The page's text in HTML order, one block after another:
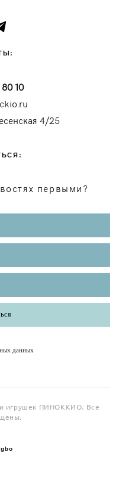
10
4/25
первыми?
данных
и игрушек ПИНОККИО. Все